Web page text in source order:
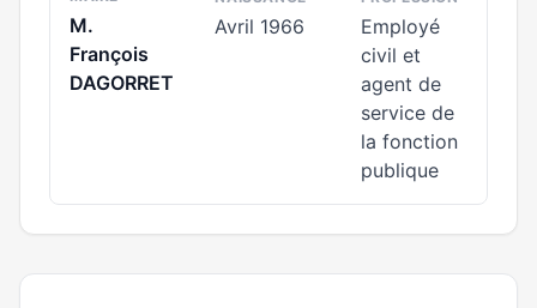
M.
François
DAGORRET
Avril 1966
Employé
civil et
agent de
service de
la fonction
publique